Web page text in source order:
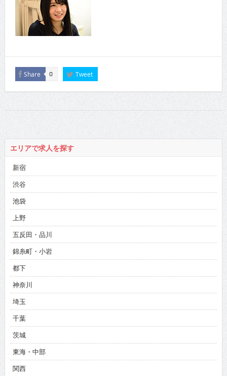
Share 0 Tweet
エリアで求人を探す
新宿
渋谷
池袋
上野
五反田・品川
錦糸町・小岩
都下
神奈川
埼玉
千葉
茨城
東海・中部
関西